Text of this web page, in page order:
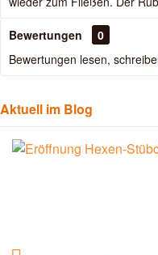
Bewertungen
0
Bewertungen lesen,
Aktuell im Blog